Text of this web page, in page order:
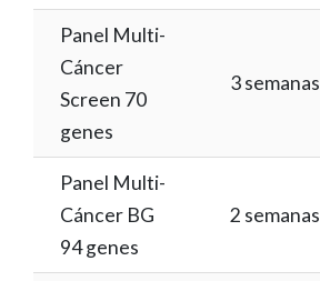
Panel Multi-
Cáncer
Screen 70
genes
3 semanas
Panel Multi-
Cáncer BG
94 genes
2 semanas